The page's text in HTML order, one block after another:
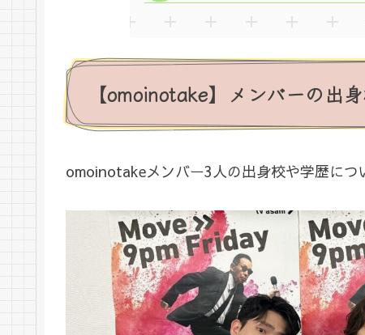
【omoinotake】メンバーの出
omoinotakeメンバー3人の出身校や学歴につ